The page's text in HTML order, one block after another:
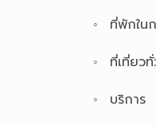
ที่พักใน
ที่เที่ยว
บริการ